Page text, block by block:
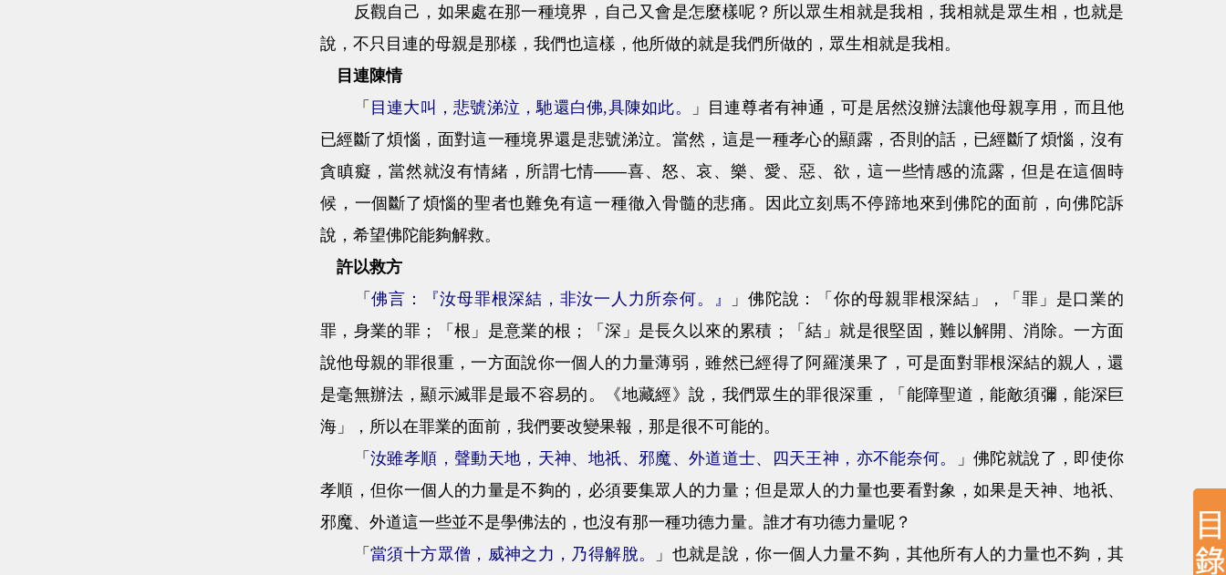
反觀自己，如果處在那一種境界，自己又會是怎麼樣呢？所以眾生相就是我相，我相就是眾生相，也就是
說，不只目連的母親是那樣，我們也這樣，他所做的就是我們所做的，眾生相就是我相。
目連陳情
「 目連大叫，悲號涕泣，馳還白佛,具陳如此。
」目連尊者有神通，可是居然沒辦法讓他母親享用，而且他
已經斷了煩惱，面對這一種境界還是悲號涕泣。當然，這是一種孝心的顯露，否則的話，已經斷了煩惱，沒有
貪瞋癡，當然就沒有情緒，所謂七情——喜、怒、哀、樂、愛、惡、欲，這一些情感的流露，但是在這個時
候，一個斷了煩惱的聖者也難免有這一種徹入骨髓的悲痛。因此立刻馬不停蹄地來到佛陀的面前，向佛陀訴
說，希望佛陀能夠解救。
許以救方
「佛言：『汝母罪根深結，非汝一人力所奈何。』
」佛陀說：「你的母親罪根深結」，「罪」是口業的
罪，身業的罪；「根」是意業的根；「深」是長久以來的累積；「結」就是很堅固，難以解開、消除。一方面
說他母親的罪很重，一方面說你一個人的力量薄弱，雖然已經得了阿羅漢果了，可是面對罪根深結的親人，還
是毫無辦法，顯示滅罪是最不容易的。《地藏經》說，我們眾生的罪很深重，「能障聖道，能敵須彌，能深巨
海」，所以在罪業的面前，我們要改變果報，那是很不可能的。
「汝雖孝順，聲動天地，天神、地祇、邪魔、外道道士、四天王神，亦不能奈何。
」佛陀就說了，即使你
孝順，但你一個人的力量是不夠的，必須要集眾人的力量；但是眾人的力量也要看對象，如果是天神、地祇、
邪魔、外道這一些並不是學佛法的，也沒有那一種功德力量。誰才有功德力量呢？
「當須十方眾僧，威神之力，乃得解脫。 」也就是說，你一個人力量不夠，其他所有人的力量也不夠，其